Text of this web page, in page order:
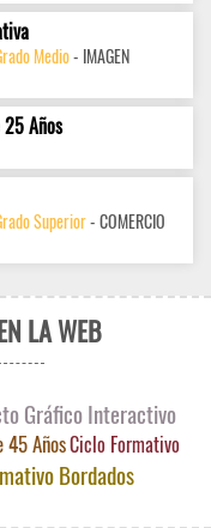
Medio- IMAGEN
Años
Superior- COMERCIO
LA WEB
Gráfico Interactivo
45 AñosCiclo Formativo
Bordados